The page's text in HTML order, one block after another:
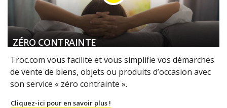
ZÉRO CONTRAINTE
Troc.com vous facilite et vous simplifie vos démarches
de vente de biens, objets ou produits d’occasion avec
son service « zéro contrainte ».
Cliquez-ici pour en savoir plus !